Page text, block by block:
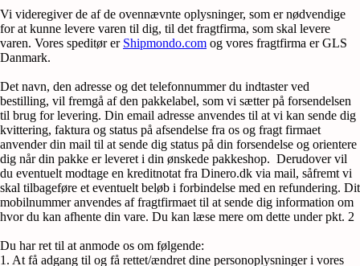
Vi videregiver de af de ovennævnte oplysninger, som er nødvendige
for at kunne levere varen til dig, til det fragtfirma, som skal levere
varen. Vores speditør er Shipmondo.com og vores fragtfirma er GLS
Danmark.
Det navn, den adresse og det telefonnummer du indtaster ved
bestilling, vil fremgå af den pakkelabel, som vi sætter på forsendelsen
til brug for levering. Din email adresse anvendes til at vi kan sende dig
kvittering, faktura og status på afsendelse fra os og fragt firmaet
anvender din mail til at sende dig status på din forsendelse og orientere
dig når din pakke er leveret i din ønskede pakkeshop. Derudover vil
du eventuelt modtage en kreditnotat fra Dinero.dk via mail, såfremt vi
skal tilbageføre et eventuelt beløb i forbindelse med en refundering. Dit
mobilnummer anvendes af fragtfirmaet til at sende dig information om
hvor du kan afhente din vare. Du kan læse mere om dette under pkt. 2
Du har ret til at anmode os om følgende:
1. At få adgang til og få rettet/ændret dine personoplysninger i vores